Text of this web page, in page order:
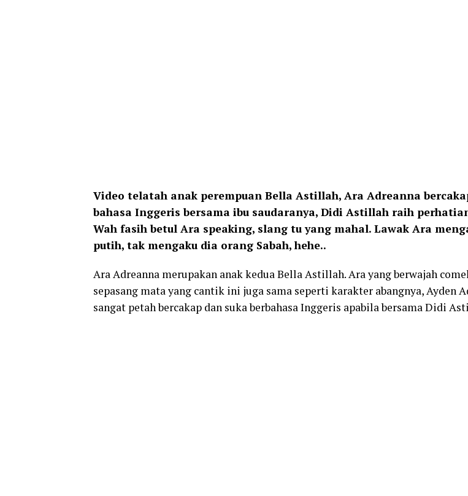
Video telatah anak perempuan Bella Astillah, Ara Adreanna
bahasa Inggeris bersama ibu saudaranya, Didi Astillah raih
Wah fasih betul Ara speaking, slang tu yang mahal. Lawak Ara
putih, tak mengaku dia orang Sabah, hehe..
Ara Adreanna merupakan anak kedua Bella Astillah. Ara yang berwajah
sepasang mata yang cantik ini juga sama seperti karakter abangnya, Ayden
sangat petah bercakap dan suka berbahasa Inggeris apabila bersama Didi